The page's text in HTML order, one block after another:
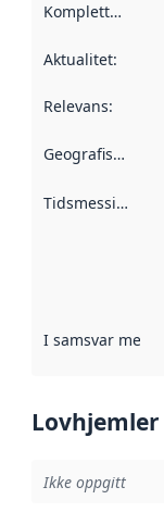
Kompletthet
Aktualitet:
Relevans:
Geografisk avgrensning
Tidsmessig avgrensning
I samsvar med
Lovhjemler
Ikke oppgitt